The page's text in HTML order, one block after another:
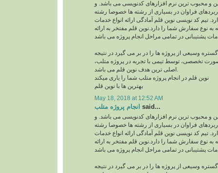
و محبوب ترین نرم افزارهای کدنویسی می باشد. و
فراوان در بسیاری از رشته ها خصوصا رشته
تیم کد نویسی نوین قلم آمادگی ارائه انواع خدمات
به نوع سفارش شما را دارد.نوین قلم مفتخر به ارائه
گستره وسیعی از پروژه ها را در بر می گیرد در نتیجه
صورت تخصصی، توسط تیمی با تجربه در پروژه متلب،
نوین قلم در انجام پروژه متلب شما را یاری میکند
بهترین ها با نوین قلم
May 18, 2018 at 12:52 AM
انجام پروژه متلب said...
و محبوب ترین نرم افزارهای کدنویسی می باشد. و
فراوان در بسیاری از رشته ها خصوصا رشته
تیم کد نویسی نوین قلم آمادگی ارائه انواع خدمات
به نوع سفارش شما را دارد.نوین قلم مفتخر به ارائه
گستره وسیعی از پروژه ها را در بر می گیرد در نتیجه